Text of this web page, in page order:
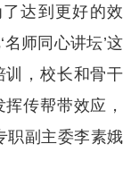
达到更好的效
师同心讲坛’这
训，校长和骨干
传帮带效应，
职副主委李素娥